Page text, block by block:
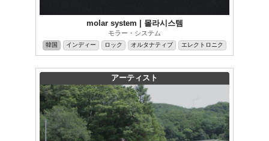
molar system | 몰라시스템
モラー・システム
韓国 インディー ロック オルタナティブ エレクトロニク
アーティスト